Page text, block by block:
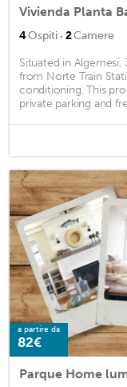
Vivienda Planta
4Ospiti · 2Camere
Situated in
from Norte Train
conditioning. This
private parking and
a partire da
82€
Parque Home